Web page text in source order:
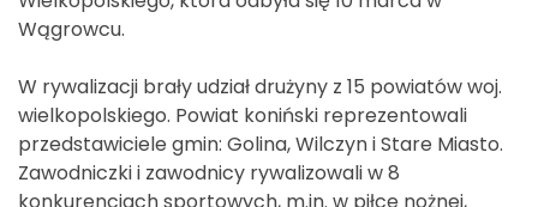
Wągrowcu.
W rywalizacji brały udział drużyny z 15 powiatów woj.
wielkopolskiego. Powiat koniński reprezentowali
przedstawiciele gmin: Golina, Wilczyn i Stare Miasto.
Zawodniczki i zawodnicy rywalizowali w 8
konkurencjach sportowych, m.in. w piłce nożnej,